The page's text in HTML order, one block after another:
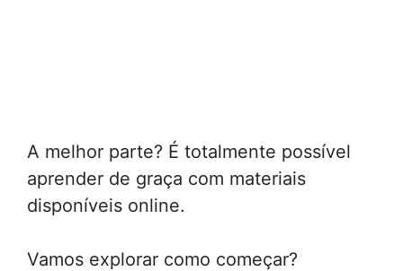
A melhor parte? É totalmente possível
aprender de graça com materiais
disponíveis online.
Vamos explorar como começar?